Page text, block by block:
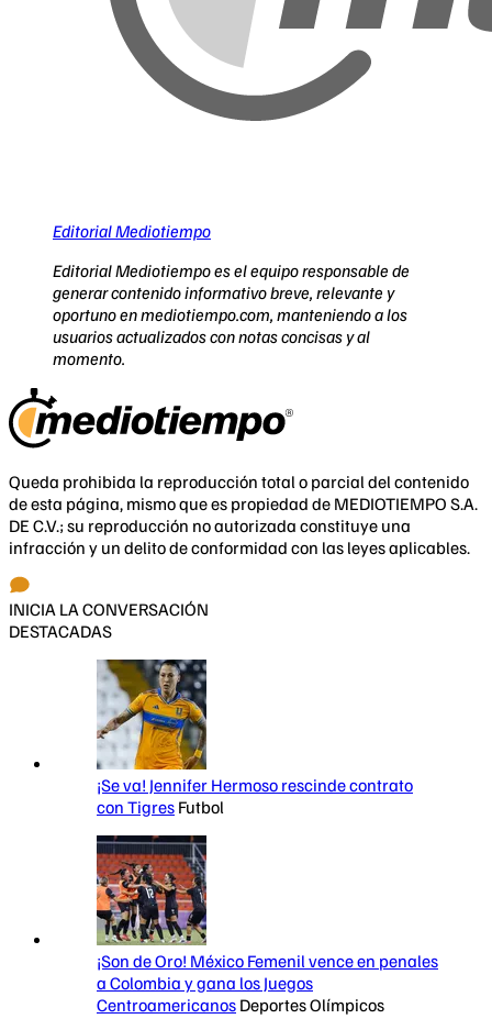
Editorial Mediotiempo
Editorial Mediotiempo es el equipo responsable de
generar contenido informativo breve, relevante y
oportuno en mediotiempo.com, manteniendo a los
usuarios actualizados con notas concisas y al
momento.
Queda prohibida la reproducción total o parcial del contenido
de esta página, mismo que es propiedad de MEDIOTIEMPO S.A.
DE C.V.; su reproducción no autorizada constituye una
infracción y un delito de conformidad con las leyes aplicables.
INICIA LA CONVERSACIÓN
DESTACADAS
¡Se va! Jennifer Hermoso rescinde contrato
con Tigres Futbol
¡Son de Oro! México Femenil vence en penales
a Colombia y gana los Juegos
Centroamericanos Deportes Olímpicos